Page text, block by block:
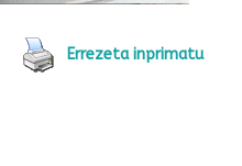
Errezeta inprimatu